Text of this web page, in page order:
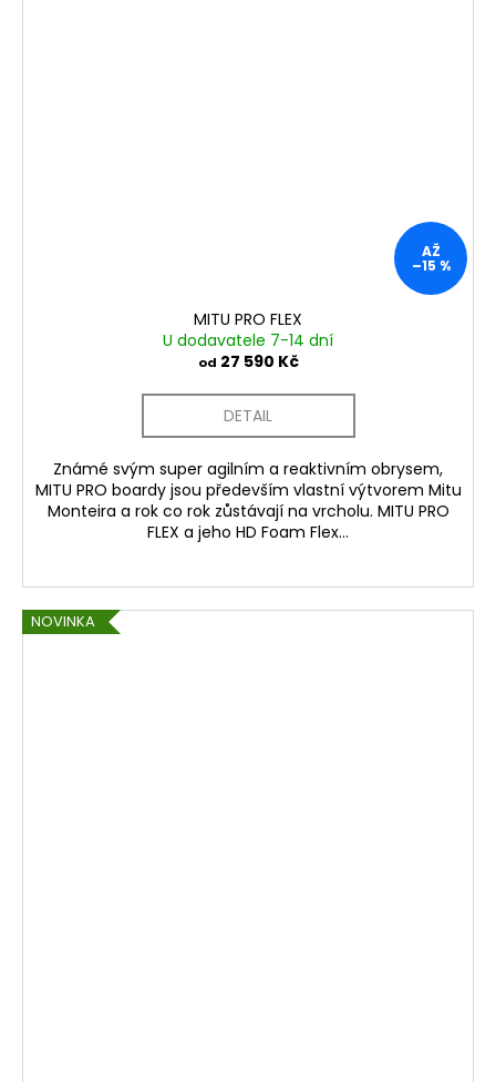
AŽ
–15 %
MITU PRO FLEX
U dodavatele 7-14 dní
od 27 590 Kč
DETAIL
Známé svým super agilním a reaktivním obrysem,
MITU PRO boardy jsou především vlastní výtvorem Mitu
Monteira a rok co rok zůstávají na vrcholu. MITU PRO
FLEX a jeho HD Foam Flex...
NOVINKA